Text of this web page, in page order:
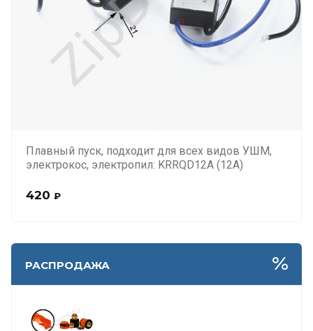
Плавный пуск, подходит для всех видов УШМ,
электрокос, электропил: KRRQD12A (12А)
420 ₽
РАСПРОДАЖА